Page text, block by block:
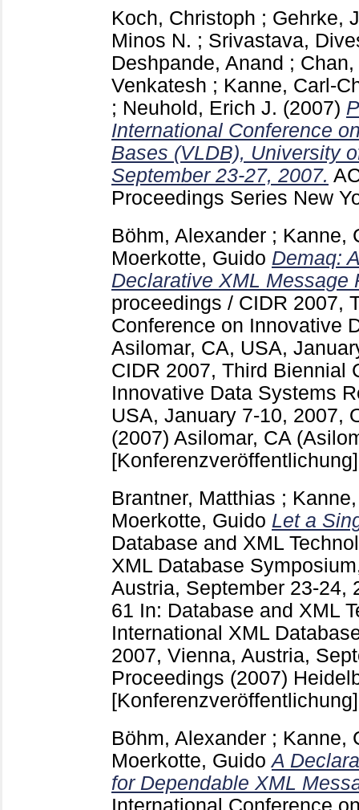
Koch, Christoph ; Gehrke,
Minos N. ; Srivastava,
Deshpande, Anand ;
Venkatesh ; Kanne, Carl-
; Neuhold, Erich J. (2007)
International Conference
Bases (VLDB), University
September 23-27, 2007.
Proceedings Series New
Böhm, Alexander ; Kanne,
Moerkotte, Guido Demaq:
Declarative XML Message
proceedings / CIDR 2007,
Conference on Innovative
Asilomar, CA, USA,
CIDR 2007, Third Biennial
Innovative Data Systems
USA, January 7-10, 2007,
(2007) Asilomar, CA
[Konferenzveröffentlichung]
Brantner, Matthias ;
Moerkotte, Guido Let a
Database and XML
XML Database
Austria, September 23-24,
61 In: Database and XML
International XML
2007, Vienna, Austria,
Proceedings (2007)
[Konferenzveröffentlichung]
Böhm, Alexander ; Kanne,
Moerkotte, Guido A
for Dependable XML
International Conference